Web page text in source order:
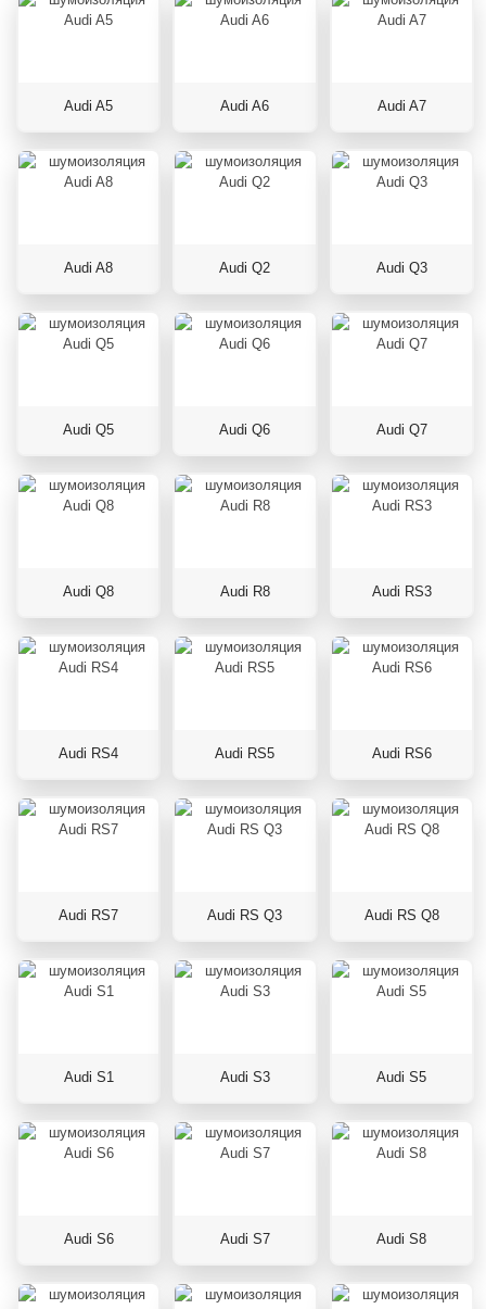
Audi A5 Audi A6 Audi A7
Audi A8 Audi Q2 Audi Q3
Audi Q5 Audi Q6 Audi Q7
Audi Q8 Audi R8 Audi RS3
Audi RS4 Audi RS5 Audi RS6
Audi RS7 Audi RS Q3 Audi RS Q8
Audi S1 Audi S3 Audi S5
Audi S6 Audi S7 Audi S8